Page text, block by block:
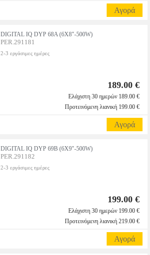
Αγορά
DIGITAL IQ DYP 68A (6X8"-500W)
PER.291181
2-3 εργάσιμες ημέρες
189.00 €
Ελάχιστη 30 ημερών 189.00 €
Προτεινόμενη λιανική 199.00 €
Αγορά
DIGITAL IQ DYP 69B (6X9"-500W)
PER.291182
2-3 εργάσιμες ημέρες
199.00 €
Ελάχιστη 30 ημερών 199.00 €
Προτεινόμενη λιανική 219.00 €
Αγορά